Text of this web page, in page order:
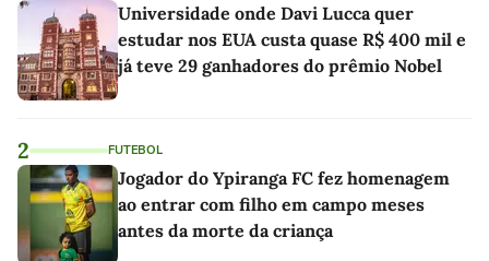
Universidade onde Davi Lucca quer
estudar nos EUA custa quase R$ 400 mil e
já teve 29 ganhadores do prêmio Nobel
2 FUTEBOL
Jogador do Ypiranga FC fez homenagem
ao entrar com filho em campo meses
antes da morte da criança